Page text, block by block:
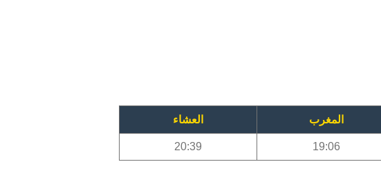
المغرب العشاء
19:06
20:39